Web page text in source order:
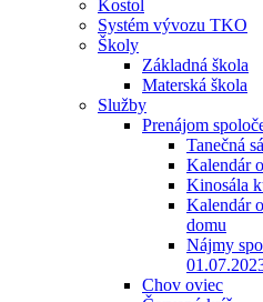
Kostol
Systém vývozu TKO
Školy
Základná škola
Materská škola
Služby
Prenájom
Tanečná
Kalendár
Kinosála
Kalendár
domu
Nájmy
Chov oviec